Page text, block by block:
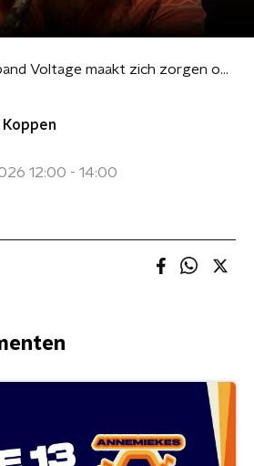
De band Voltage maakt zich zorgen over de muziekindustrie
12:00 - 14:00